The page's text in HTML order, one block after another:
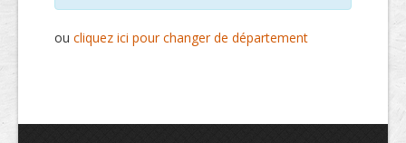
ou cliquez ici pour changer de département